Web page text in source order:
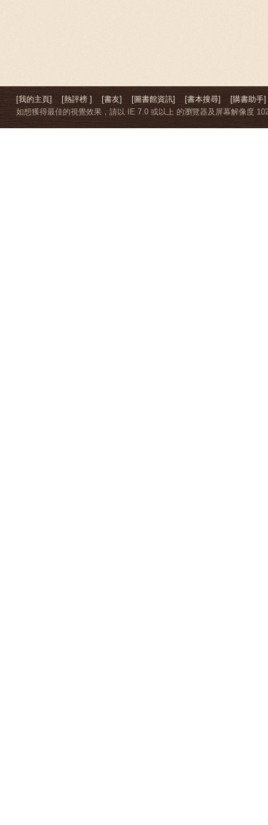
[我的主頁] [熱評榜 ] [書友] [圖書館資訊] [書本搜尋]
[購書助手]
如想獲得最佳的視覺效果，請以 IE 7.0 或以上 的瀏覽器及屏幕解像度